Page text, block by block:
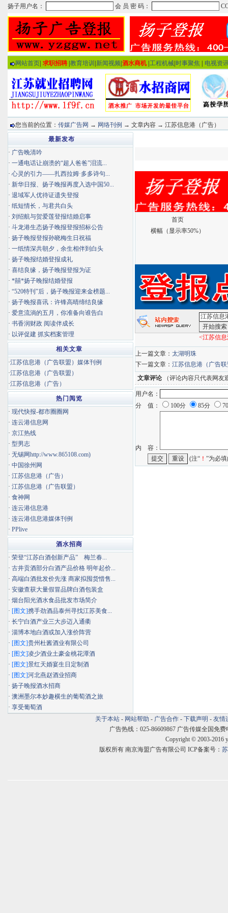
网站首页 求职招聘 教育培训 新闻视频 酒水商机 工程机械 时事聚焦 电视资
您当前的位置： 传媒广告网 → 网络刊例 → 文章内容 → 江苏信息港（广告）
首页
横幅（显示率50%）
<江苏信
上一篇文章： 太湖明珠
下一篇文章： 江苏信息港（广告
文章评论 （评论内容只代表网友
用户名：
分 值：
100分 85分
内 容：
(注“ ！ ”为必
最新发布
· 广告晚清吟
· 一通电话让崩溃的“超人爸爸”泪流...
· 心灵的引力——扎西拉姆·多多诗句...
· 新华日报、扬子晚报再度入选中国50...
· 退域军人优待证遗失登报
· 纸短情长，与君共白头
· 刘绍航与贺爱莲登报结婚启事
· 斗龙港生态扬子晚报登报招标公告
· 扬子晚报登报孙晓梅生日祝福
· 一纸情深共朝夕，余生相伴到白头
· 扬子晚报结婚登报成礼
· 喜结良缘，扬子晚报登报为证
· *囍*扬子晚报结婚登报
· “520特刊”后，扬子晚报迎来金榜题...
· 扬子晚报喜讯：许锋高晴缔结良缘
· 爱意流淌的五月，你准备向谁告白
· 书香润财政 阅读伴成长
· 以评促建 抓实档案管理
相关文章
·江苏信息港（广告联盟）媒体刊例
·江苏信息港（广告联盟）
·江苏信息港（广告）
热门阅览
· 现代快报-都市圈圈网
· 连云港信息网
· 京江热线
· 型男志
· 无锡网http://www.865108.com)
· 中国徐州网
· 江苏信息港（广告）
· 江苏信息港（广告联盟）
· 食神网
· 连云港信息港
· 连云港信息港媒体刊例
· PPlive
酒水招商
· 荣登“江苏白酒创新产品” 梅兰春...
· 古井贡酒部分白酒产品价格 明年起价...
· 高端白酒批发价先涨 商家拟囤货惜售...
· 安徽查获大量假冒品牌白酒包装盒
· 烟台阳光酒水食品批发市场简介
· [图文]携手劲酒品泰州寻找江苏美食...
· 长宁白酒产业三大步迈入通衢
· 淄博本地白酒或加入涨价阵营
· [图文]贵州杜酱酒业有限公司
· [图文]凌少酒业土豪金桃花潭酒
· [图文]景红天婚宴生日定制酒
· [图文]河北燕赵酒业招商
· 扬子晚报酒水招商
· 澳洲墨尔本妙趣横生的葡萄酒之旅
· 享受葡萄酒
关于本站 - 网站帮助 - 广告合作 - 下载声明 - 友情
广告热线：025-86609867 广告传媒全国免费
Copyright © 2003-2016
版权所有 南京海盟广告有限公司 ICP备案号：